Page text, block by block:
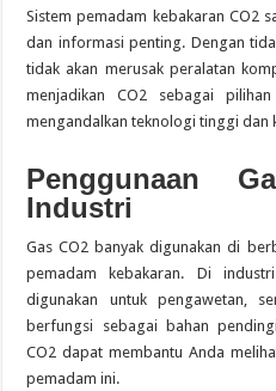
Sistem pemadam kebakaran CO2
dan informasi penting. Dengan
tidak akan merusak peralatan
menjadikan CO2 sebagai
mengandalkan teknologi tinggi dan
Penggunaan
Industri
Gas CO2 banyak digunakan di
pemadam kebakaran. Di
digunakan untuk pengawetan,
berfungsi sebagai bahan
CO2 dapat membantu Anda
pemadam ini.